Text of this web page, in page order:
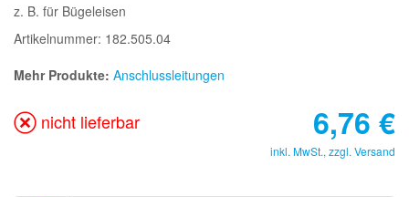
z. B. für Bügeleisen
Artikelnummer: 182.505.04
Mehr Produkte: Anschlussleitungen
nicht lieferbar 6,76 €
inkl. MwSt., zzgl. Versand